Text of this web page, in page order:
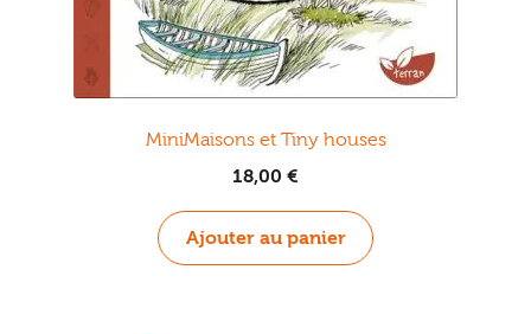
MiniMaisons et Tiny houses
18,00 €
Ajouter au panier